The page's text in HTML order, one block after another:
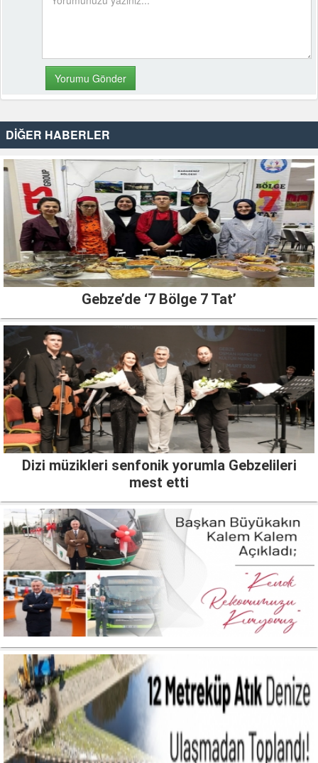
DİĞER HABERLER
Gebze’de ‘7 Bölge 7 Tat’
Dizi müzikleri senfonik yorumla Gebzelileri
mest etti